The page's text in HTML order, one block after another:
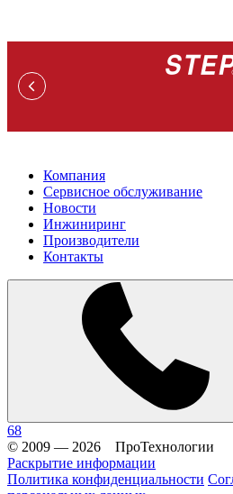
Компания
Сервисное обслуживание
Новости
Инжиниринг
Производители
Контакты
68
© 2009 — 2026 ПроТехнологии
Раскрытие информации
Политика конфиденциальности